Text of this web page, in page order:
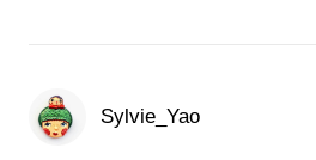
Sylvie_Yao